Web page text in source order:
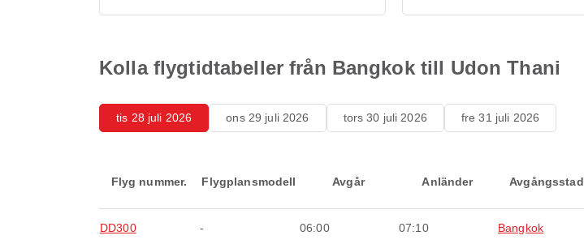
Kolla flygtidtabeller från Bangkok till Udon Thani
tis 28 juli 2026 ons 29 juli 2026 tors 30 juli 2026 fre 31 juli 2026
Flyg nummer. Flygplansmodell Avgår Anländer Avgångsstad
DD300 - 06:00 07:10 Bangkok